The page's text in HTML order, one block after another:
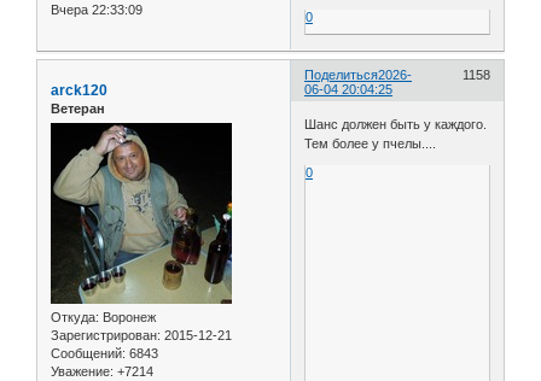
Вчера 22:33:09
0
Поделиться 1158
2026-
06-04 20:04:25
arck120
Ветеран
Откуда: Воронеж
Зарегистрирован: 2015-12-21
Сообщений: 6843
Уважение: +7214
Шанс должен быть у каждого.
Тем более у пчелы....
0